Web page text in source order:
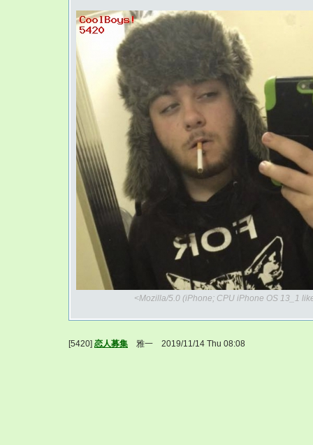
<Mozilla/5.0 (iPhone; CPU iPhone OS 13_1
[5420] 恋人募集 雅一 2019/11/14 Thu 08:08